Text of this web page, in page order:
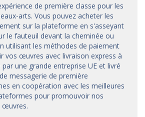
de première classe pour les
arts. Vous pouvez acheter les
sur la plateforme en s'asseyant
le fauteuil devant la cheminée ou
utilisant les méthodes de paiement
vos œuvres avec livraison express à
une grande entreprise UE et livré
messagerie de première
en coopération avec les meilleures
pour promouvoir nos
œuvres.